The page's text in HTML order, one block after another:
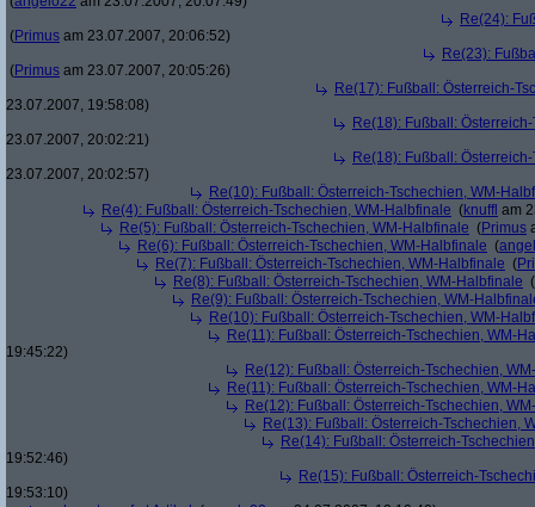
Re(24):
(Primus am 23.07.2007, 20:06:52)
Re(23):
(Primus am 23.07.2007, 20:05:26)
Re(17): Fußball: Österreich-
23.07.2007, 19:58:08)
Re(18): Fußball:
23.07.2007, 20:02:21)
Re(18): Fußball:
23.07.2007, 20:02:57)
Re(10): Fußball: Österreich-Tschechien, WM-
Re(4): Fußball: Österreich-Tschechien, WM-Halbfinale (knuffl am
Re(5): Fußball: Österreich-Tschechien, WM-Halbfinale (Primus
Re(6): Fußball: Österreich-Tschechien, WM-Halbfinale (
Re(7): Fußball: Österreich-Tschechien, WM-Halbfinale (
Re(8): Fußball: Österreich-Tschechien, WM-Halbfinale (
Re(9): Fußball: Österreich-Tschechien, WM-
Re(10): Fußball: Österreich-Tschechien, WM-
Re(11): Fußball: Österreich-Tschechien, WM-
19:45:22)
Re(12): Fußball: Österreich-Tschechien,
Re(11): Fußball: Österreich-Tschechien, WM-
Re(12): Fußball: Österreich-Tschechien,
Re(13): Fußball: Österreich-Tschechien,
Re(14): Fußball: Österreich-
19:52:46)
Re(15): Fußball: Österreich-
19:53:10)